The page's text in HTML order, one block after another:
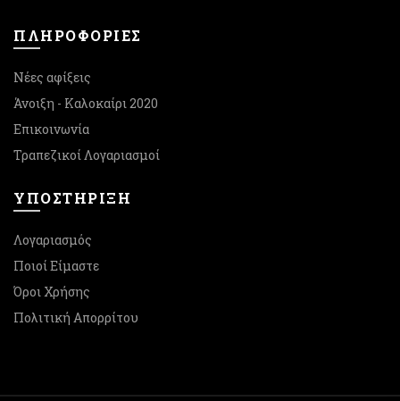
ΠΛΗΡΟΦΟΡΙΕΣ
Νέες αφίξεις
Άνοιξη - Καλοκαίρι 2020
Επικοινωνία
Τραπεζικοί Λογαριασμοί
ΥΠΟΣΤΉΡΙΞΗ
Λογαριασμός
Ποιοί Είμαστε
Όροι Χρήσης
Πολιτική Απορρίτου